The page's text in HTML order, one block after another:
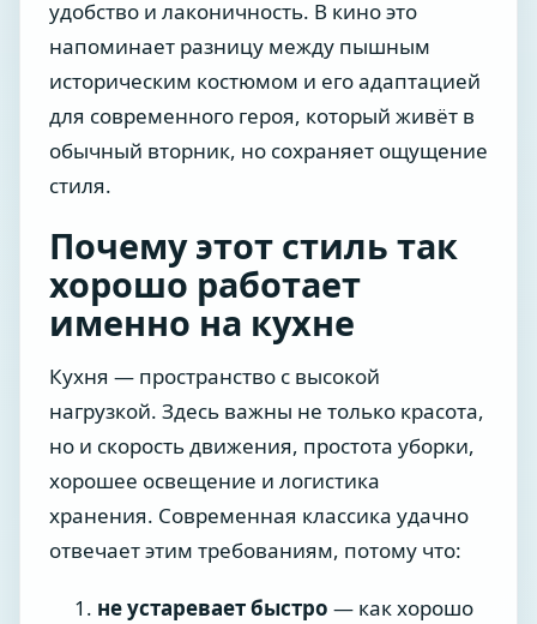
удобство и лаконичность. В кино это
напоминает разницу между пышным
историческим костюмом и его адаптацией
для современного героя, который живёт в
обычный вторник, но сохраняет ощущение
стиля.
Почему этот стиль так
хорошо работает
именно на кухне
Кухня — пространство с высокой
нагрузкой. Здесь важны не только красота,
но и скорость движения, простота уборки,
хорошее освещение и логистика
хранения. Современная классика удачно
отвечает этим требованиям, потому что:
не устаревает быстро — как хорошо